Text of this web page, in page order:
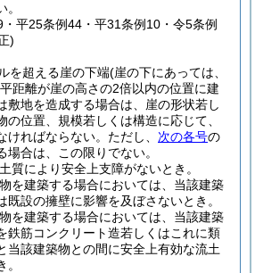
平25条例44・平31条例10・令5条例
)
を超える崖の下端(崖の下にあっては、
距離が崖の高さの2倍以内の位置に建
敷地を造成する場合は、崖の形状若し
の位置、規模若しくは構造に応じて、
ればならない。 ただし、 次の各号の
場合は、この限りでない。
質により安全上支障がないとき。
を建築する場合においては、当該建築
既設の擁壁に影響を及ぼさないとき。
を建築する場合においては、当該建築
鉄筋コンクリート造若しくはこれに類
当該建築物との間に安全上有効な流土